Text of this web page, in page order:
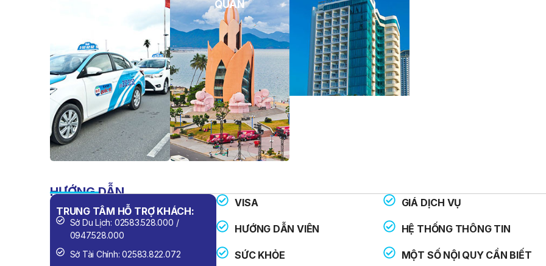
QUAN
HƯỚNG DẪN
TRUNG TÂM HỖ TRỢ KHÁCH:
Sở Du Lịch: 02583.528.000 /
0947.528.000
Sở Tài Chính: 02583.822.072
Công An: 113
Cấp Cứu: 115
VISA
HƯỚNG DẪN VIÊN
SỨC KHỎE
GIÁ DỊCH VỤ
HỆ THỐNG THÔNG TIN
MỘT SỐ NỘI QUY CẦN BIẾT